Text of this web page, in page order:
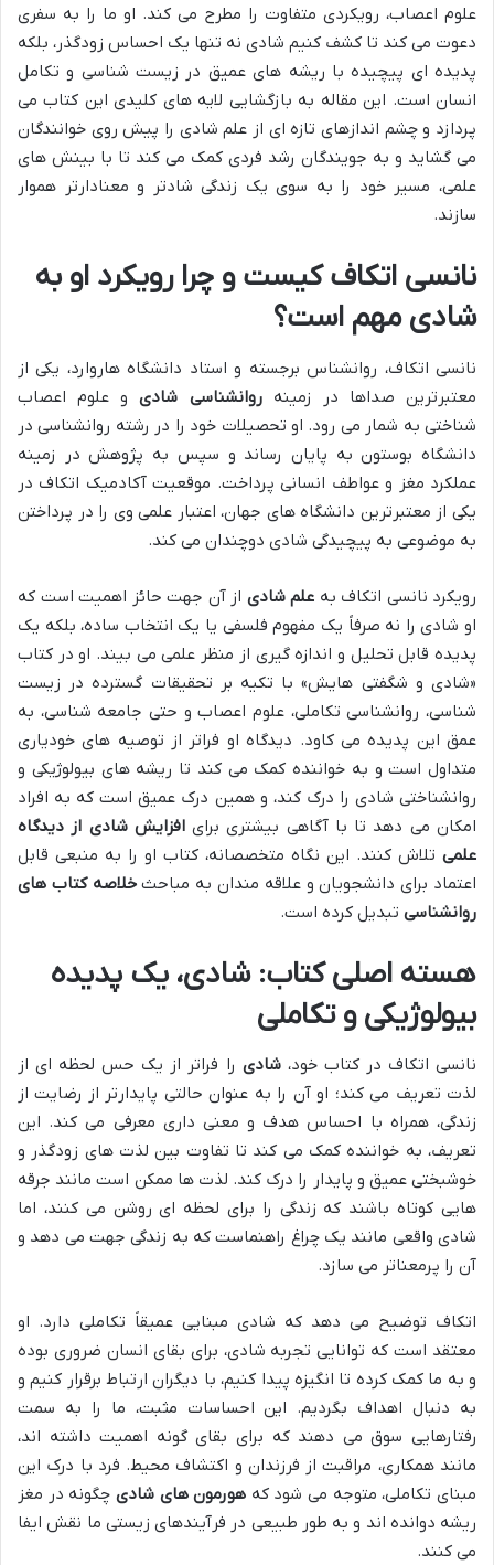
علوم اعصاب، رویکردی متفاوت را مطرح می کند. او ما را به سفری
دعوت می کند تا کشف کنیم شادی نه تنها یک احساس زودگذر، بلکه
پدیده ای پیچیده با ریشه های عمیق در زیست شناسی و تکامل
انسان است. این مقاله به بازگشایی لایه های کلیدی این کتاب می
پردازد و چشم اندازهای تازه ای از علم شادی را پیش روی خوانندگان
می گشاید و به جویندگان رشد فردی کمک می کند تا با بینش های
علمی، مسیر خود را به سوی یک زندگی شادتر و معنادارتر هموار
سازند.
نانسی اتکاف کیست و چرا رویکرد او به
شادی مهم است؟
نانسی اتکاف، روانشناس برجسته و استاد دانشگاه هاروارد، یکی از
معتبرترین صداها در زمینهروانشناسی شادیو علوم اعصاب
شناختی به شمار می رود. او تحصیلات خود را در رشته روانشناسی در
دانشگاه بوستون به پایان رساند و سپس به پژوهش در زمینه
عملکرد مغز و عواطف انسانی پرداخت. موقعیت آکادمیک اتکاف در
یکی از معتبرترین دانشگاه های جهان، اعتبار علمی وی را در پرداختن
به موضوعی به پیچیدگی شادی دوچندان می کند.
رویکرد نانسی اتکاف به علم شادی از آن جهت حائز اهمیت است که
او شادی را نه صرفاً یک مفهوم فلسفی یا یک انتخاب ساده، بلکه یک
پدیده قابل تحلیل و اندازه گیری از منظر علمی می بیند. او در کتاب
«شادی و شگفتی هایش» با تکیه بر تحقیقات گسترده در زیست
شناسی، روانشناسی تکاملی، علوم اعصاب و حتی جامعه شناسی، به
عمق این پدیده می کاود. دیدگاه او فراتر از توصیه های خودیاری
متداول است و به خواننده کمک می کند تا ریشه های بیولوژیکی و
روانشناختی شادی را درک کند، و همین درک عمیق است که به افراد
امکان می دهد تا با آگاهی بیشتری برایافزایش شادی از دیدگاه
علمی تلاش کنند. این نگاه متخصصانه، کتاب او را به منبعی قابل
اعتماد برای دانشجویان و علاقه مندان به مباحثخلاصه کتاب های
روانشناسی تبدیل کرده است.
هسته اصلی کتاب: شادی، یک پدیده
بیولوژیکی و تکاملی
نانسی اتکاف در کتاب خود،شادی را فراتر از یک حس لحظه ای از
لذت تعریف می کند؛ او آن را به عنوان حالتی پایدارتر از رضایت از
زندگی، همراه با احساس هدف و معنی داری معرفی می کند. این
تعریف، به خواننده کمک می کند تا تفاوت بین لذت های زودگذر و
خوشبختی عمیق و پایدار را درک کند. لذت ها ممکن است مانند جرقه
هایی کوتاه باشند که زندگی را برای لحظه ای روشن می کنند، اما
شادی واقعی مانند یک چراغ راهنماست که به زندگی جهت می دهد و
آن را پرمعناتر می سازد.
اتکاف توضیح می دهد که شادی مبنایی عمیقاً تکاملی دارد. او
معتقد است که توانایی تجربه شادی، برای بقای انسان ضروری بوده
و به ما کمک کرده تا انگیزه پیدا کنیم، با دیگران ارتباط برقرار کنیم و
به دنبال اهداف بگردیم. این احساسات مثبت، ما را به سمت
رفتارهایی سوق می دهند که برای بقای گونه اهمیت داشته اند،
مانند همکاری، مراقبت از فرزندان و اکتشاف محیط. فرد با درک این
مبنای تکاملی، متوجه می شود که هورمون های شادی چگونه در مغز
ریشه دوانده اند و به طور طبیعی در فرآیندهای زیستی ما نقش ایفا
می کنند.